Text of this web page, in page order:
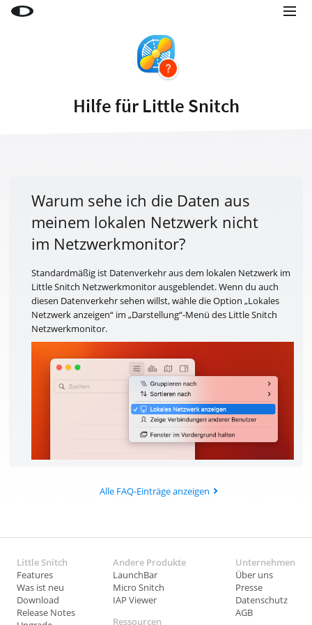
LaunchBar
Shop
Support
Blog
Hilfe für Little Snitch
Warum sehe ich die Daten aus
meinem lokalen Netzwerk nicht
im Netzwerkmonitor?
Standardmäßig ist Datenverkehr aus dem lokalen Netzwerk im
Little Snitch Netzwerkmonitor ausgeblendet. Wenn du auch
diesen Datenverkehr sehen willst, wähle die Option „Lokales
Netzwerk anzeigen“ im „Darstellung“-Menü des Little Snitch
Netzwerkmonitor.
Alle FAQ-Einträge anzeigen
Little Snitch
Features
Was ist neu
Download
Release Notes
Andere Produkte
LaunchBar
Micro Snitch
IAP Viewer
Ressourcen
Unternehmen
Über uns
Presse
Datenschutz
AGB